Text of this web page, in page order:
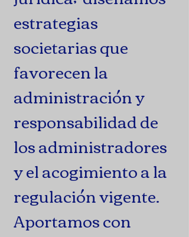
estrategias
societarias que
favorecen la
administración y
responsabilidad de
los administradores
y el acogimiento a la
regulación vigente.
Aportamos con